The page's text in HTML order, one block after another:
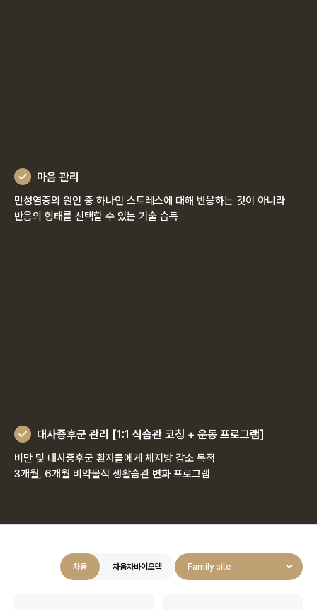
마음 관리
만성염증의 원인 중 하나인 스트레스에 대해 반응하는 것이 아니라
반응의 형태를 선택할 수 있는 기술 습득
대사증후군 관리 [1:1 식습관 코칭 + 운동 프로그램]
비만 및 대사증후군 환자들에게 체지방 감소 목적
3개월, 6개월 비약물적 생활습관 변화 프로그램
차움 차움차바이오텍 Family site